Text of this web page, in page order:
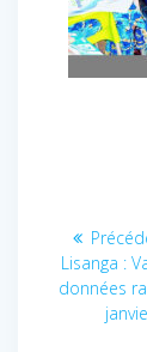
l’article
Lisanga :
données